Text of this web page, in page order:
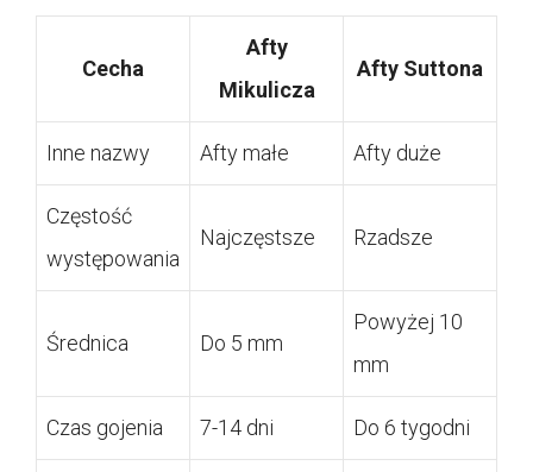
Cecha
Afty
Mikulicza
Afty Suttona
Inne nazwy Afty małe Afty duże
Częstość
występowania
Najczęstsze Rzadsze
Średnica Do 5 mm
Powyżej 10
mm
Czas gojenia 7-14 dni Do 6 tygodni